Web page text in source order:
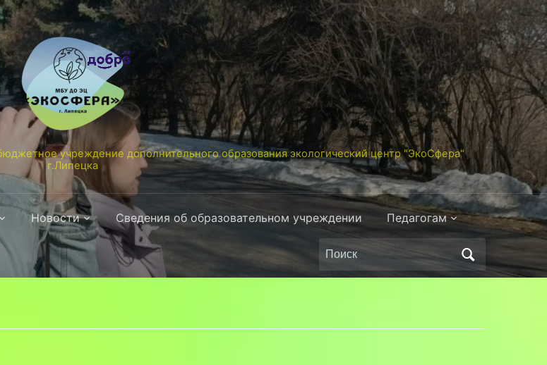
учреждение дополнительного образования экологический центр "ЭкоСфера"
г.Липецка
Новости Сведения об образовательном учреждении Педагогам
Поиск
по: